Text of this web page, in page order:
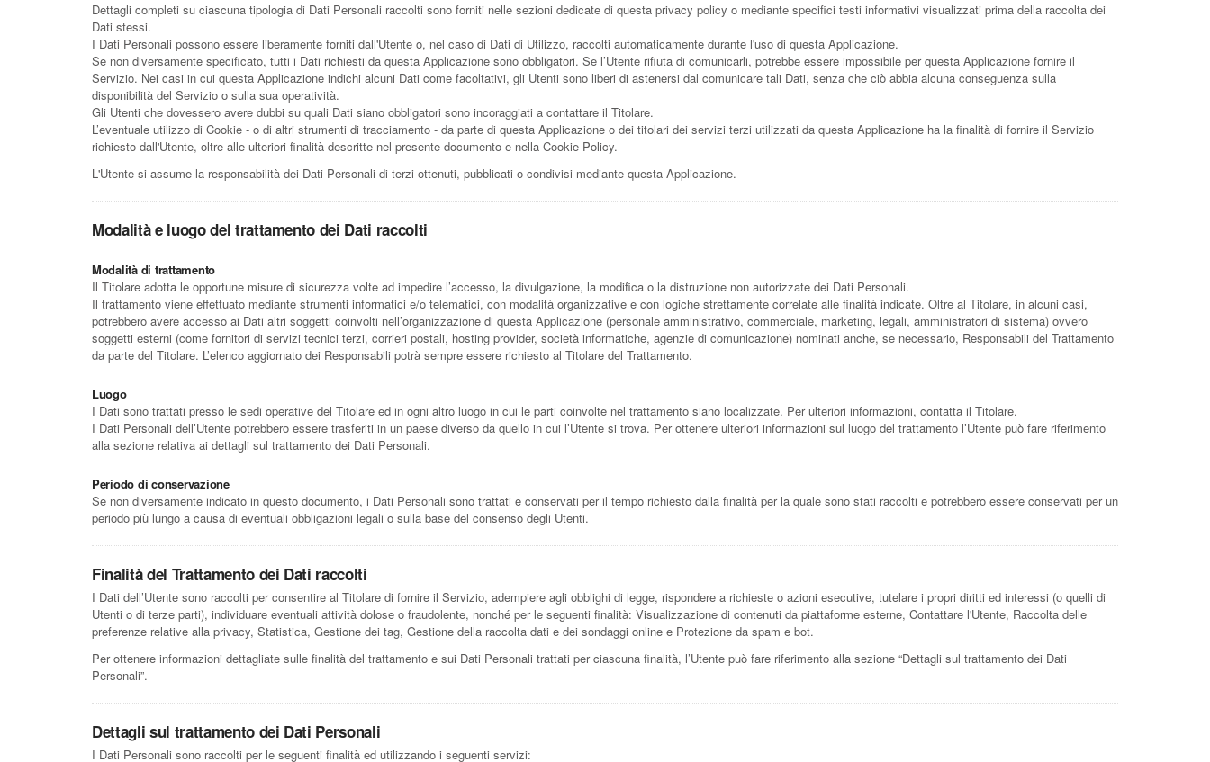
Dettagli completi su ciascuna tipologia di Dati Personali raccolti sono forniti nelle sezioni dedicate di questa privacy policy o mediante specifici testi informativi visualizzati prima della raccolta dei
Dati stessi.
I Dati Personali possono essere liberamente forniti dall'Utente o, nel caso di Dati di Utilizzo, raccolti automaticamente durante l'uso di questa Applicazione.
Se non diversamente specificato, tutti i Dati richiesti da questa Applicazione sono obbligatori. Se l’Utente rifiuta di comunicarli, potrebbe essere impossibile per questa Applicazione fornire il
Servizio. Nei casi in cui questa Applicazione indichi alcuni Dati come facoltativi, gli Utenti sono liberi di astenersi dal comunicare tali Dati, senza che ciò abbia alcuna conseguenza sulla
disponibilità del Servizio o sulla sua operatività.
Gli Utenti che dovessero avere dubbi su quali Dati siano obbligatori sono incoraggiati a contattare il Titolare.
L’eventuale utilizzo di Cookie - o di altri strumenti di tracciamento - da parte di questa Applicazione o dei titolari dei servizi terzi utilizzati da questa Applicazione ha la finalità di fornire il Servizio
richiesto dall'Utente, oltre alle ulteriori finalità descritte nel presente documento e nella Cookie Policy.
L'Utente si assume la responsabilità dei Dati Personali di terzi ottenuti, pubblicati o condivisi mediante questa Applicazione.
Modalità e luogo del trattamento dei Dati raccolti
Modalità di trattamento
Il Titolare adotta le opportune misure di sicurezza volte ad impedire l’accesso, la divulgazione, la modifica o la distruzione non autorizzate dei Dati Personali.
Il trattamento viene effettuato mediante strumenti informatici e/o telematici, con modalità organizzative e con logiche strettamente correlate alle finalità indicate. Oltre al Titolare, in alcuni casi,
potrebbero avere accesso ai Dati altri soggetti coinvolti nell’organizzazione di questa Applicazione (personale amministrativo, commerciale, marketing, legali, amministratori di sistema) ovvero
soggetti esterni (come fornitori di servizi tecnici terzi, corrieri postali, hosting provider, società informatiche, agenzie di comunicazione) nominati anche, se necessario, Responsabili del Trattamento
da parte del Titolare. L’elenco aggiornato dei Responsabili potrà sempre essere richiesto al Titolare del Trattamento.
Luogo
I Dati sono trattati presso le sedi operative del Titolare ed in ogni altro luogo in cui le parti coinvolte nel trattamento siano localizzate. Per ulteriori informazioni, contatta il Titolare.
I Dati Personali dell’Utente potrebbero essere trasferiti in un paese diverso da quello in cui l’Utente si trova. Per ottenere ulteriori informazioni sul luogo del trattamento l’Utente può fare riferimento
alla sezione relativa ai dettagli sul trattamento dei Dati Personali.
Periodo di conservazione
Se non diversamente indicato in questo documento, i Dati Personali sono trattati e conservati per il tempo richiesto dalla finalità per la quale sono stati raccolti e potrebbero essere conservati per un
periodo più lungo a causa di eventuali obbligazioni legali o sulla base del consenso degli Utenti.
Finalità del Trattamento dei Dati raccolti
I Dati dell’Utente sono raccolti per consentire al Titolare di fornire il Servizio, adempiere agli obblighi di legge, rispondere a richieste o azioni esecutive, tutelare i propri diritti ed interessi (o quelli di
Utenti o di terze parti), individuare eventuali attività dolose o fraudolente, nonché per le seguenti finalità: Visualizzazione di contenuti da piattaforme esterne, Contattare l'Utente, Raccolta delle
preferenze relative alla privacy, Statistica, Gestione dei tag, Gestione della raccolta dati e dei sondaggi online e Protezione da spam e bot.
Per ottenere informazioni dettagliate sulle finalità del trattamento e sui Dati Personali trattati per ciascuna finalità, l’Utente può fare riferimento alla sezione “Dettagli sul trattamento dei Dati
Personali”.
Dettagli sul trattamento dei Dati Personali
I Dati Personali sono raccolti per le seguenti finalità ed utilizzando i seguenti servizi: